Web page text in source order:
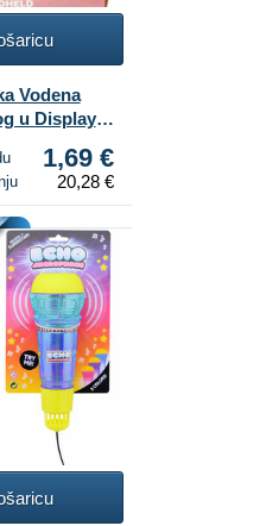
Vodena
u Displayu
1,69 €
20,28 €